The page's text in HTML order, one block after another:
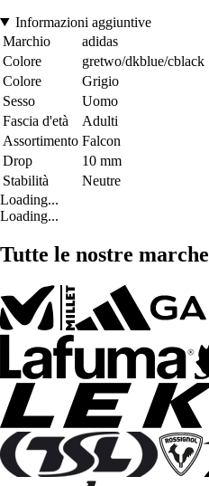
Informazioni aggiuntive
Marchio
adidas
Colore
gretwo/dkblue/cblack
Colore
Grigio
Sesso
Uomo
Fascia d'età
Adulti
Assortimento Falcon
Drop
10 mm
Stabilità
Neutre
Loading...
Loading...
Tutte le nostre marche